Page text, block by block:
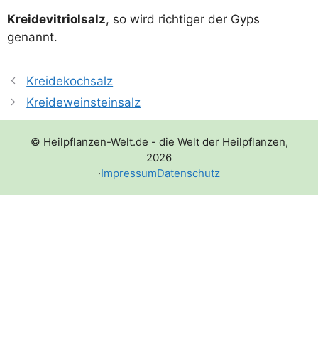
Krei­de­vi­tri­ol­salz, so wird rich­ti­ger der Gyps
genannt.
Kreidekochsalz
Kreideweinsteinsalz
© Heilpflanzen-Welt.de - die Welt der Heilpflanzen,
2026
·ImpressumDatenschutz